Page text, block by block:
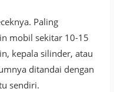
Paling
mobil sekitar 10-15
kepala silinder, atau
ditandai dengan
sendiri.